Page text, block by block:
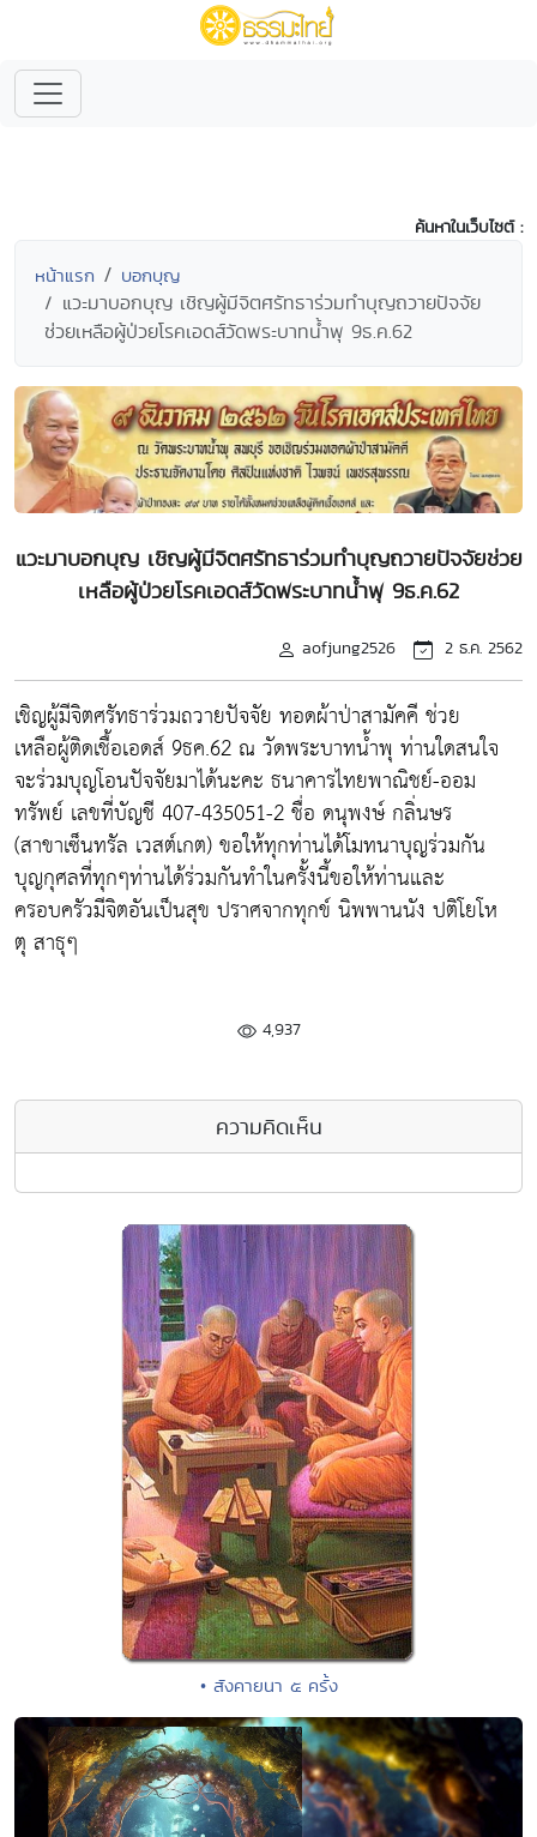
ค้นหาในเว็บไซต์ :
หน้าแรก บอกบุญ
แวะมาบอกบุญ เชิญผู้มีจิตศรัทธาร่วมทำบุญถวายปัจจัย
ช่วยเหลือผู้ป่วยโรคเอดส์วัดพระบาทน้ำพุ 9ธ.ค.62
แวะมาบอกบุญ เชิญผู้มีจิตศรัทธาร่วมทำบุญถวายปัจจัยช่วย
เหลือผู้ป่วยโรคเอดส์วัดพระบาทน้ำพุ 9ธ.ค.62
aofjung2526 2 ธ.ค. 2562
เชิญผู้มีจิตศรัทธาร่วมถวายปัจจัย ทอดผ้าป่าสามัคคี ช่วย
เหลือผู้ติดเชื้อเอดส์ 9ธค.62 ณ วัดพระบาทน้ำพุ ท่านใดสนใจ
จะร่วมบุญโอนปัจจัยมาได้นะคะ ธนาคารไทยพาณิชย์-ออม
ทรัพย์ เลขที่บัญชี 407-435051-2 ชื่อ ดนุพงษ์ กลิ่นษร
(สาขาเซ็นทรัล เวสต์เกต) ขอให้ทุกท่านได้โมทนาบุญร่วมกัน
บุญกุศลที่ทุกๆท่านได้ร่วมกันทำในครั้งนี้ขอให้ท่านและ
ครอบครัวมีจิตอันเป็นสุข ปราศจากทุกข์ นิพพานนัง ปติโยโห
ตุ สาธุๆ
4,937
ความคิดเห็น
• สังคายนา ๕ ครั้ง